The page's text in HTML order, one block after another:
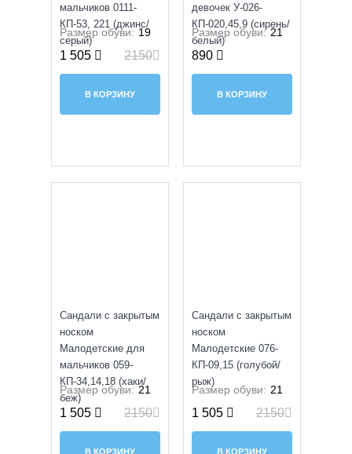
мальчиков 0111-
КП-53, 221 (джинс/
серый)
Размер обуви: 19
1 505 2150
В КОРЗИНУ
девочек У-026-
КП-020,45,9 (сирень/
белый)
Размер обуви: 21
890
В КОРЗИНУ
Сандали с закрытым
носком
Малодетские для
мальчиков 059-
КП-34,14,18 (хаки/
беж)
Размер обуви: 21
1 505 2150
В КОРЗИНУ
Сандали с закрытым
носком
Малодетские 076-
КП-09,15 (голубой/
рыж)
Размер обуви: 21
1 505 2150
В КОРЗИНУ